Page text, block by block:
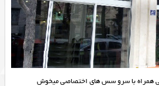
همراه با سرو سس های اختصاصی میخوش